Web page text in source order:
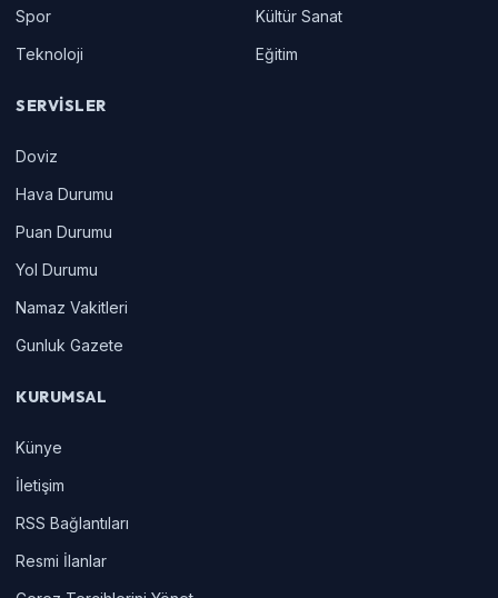
Spor
Kültür Sanat
Teknoloji
Eğitim
SERVISLER
Doviz
Hava Durumu
Puan Durumu
Yol Durumu
Namaz Vakitleri
Gunluk Gazete
KURUMSAL
Künye
İletişim
RSS Bağlantıları
Resmi İlanlar